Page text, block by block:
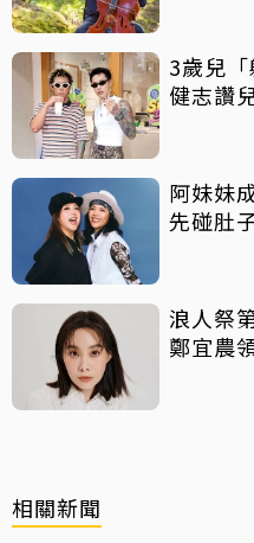
3歲兒
健志讚
阿妹妹
先碰肚
浪人祭
鄭宜農
相關新聞